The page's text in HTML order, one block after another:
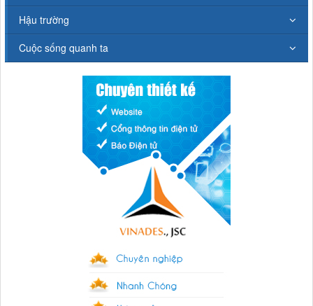
Hậu trường
Cuộc sống quanh ta